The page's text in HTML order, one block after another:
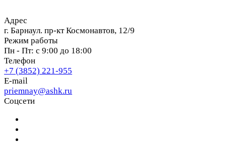
Адрес
г. Барнаул. пр-кт Космонавтов, 12/9
Режим работы
Пн - Пт: с 9:00 до 18:00
Телефон
+7 (3852) 221-955
E-mail
priemnay@ashk.ru
Соцсети